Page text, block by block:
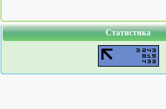
Статистика